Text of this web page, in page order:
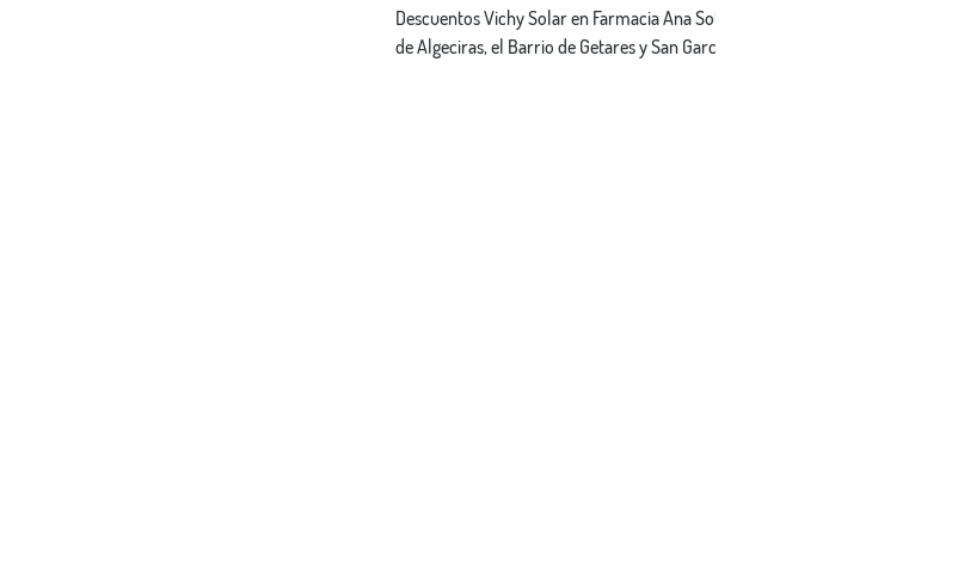
Descuentos Vichy Solar en Farmacia Ana Soto
de Algeciras, el Barrio de Getares y San García